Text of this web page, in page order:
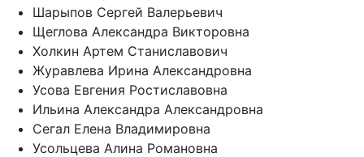
Шарыпов Сергей Валерьевич
Щеглова Александра Викторовна
Холкин Артем Станиславович
Журавлева Ирина Александровна
Усова Евгения Ростиславовна
Ильина Александра Александровна
Сегал Елена Владимировна
Усольцева Алина Романовна